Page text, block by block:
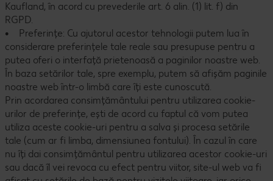
Kaufland, în acord cu prevederile art. 6 alin. (1) lit. f) din
RGPD.
• Preferințe: Cu ajutorul acestor tehnologii putem lua în
considerare preferințele tale reale sau presupuse pentru a
putea oferi o interfață prietenoasă a paginilor noastre web.
În baza setărilor tale, spre exemplu, putem să afișăm paginile
noastre web într-o limbă care îți este cunoscută.
Prin acordarea consimțământului pentru utilizarea cookie-
urilor de preferințe, ești de acord cu faptul că vom putea
utiliza aceste cookie-uri pentru a salva și procesa setările
tale (cum ar fi limba, dimensiunea fontului). În cazul în care
nu îți dai consimțământul pentru utilizarea acestor cookie-uri
sau dacă îl vei revoca cu efect pentru viitor, site-ul web va fi